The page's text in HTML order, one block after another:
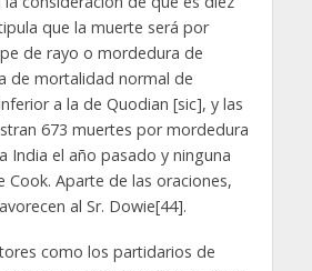
que la muerte será por
de rayo o mordedura de
de mortalidad normal de
a la de Quodian [sic], y las
673 muertes por mordedura
India el año pasado y ninguna
Cook. Aparte de las oraciones,
al Sr. Dowie[44].
como los partidarios de